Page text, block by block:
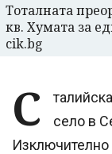
Тоталната
кв. Хумата за
cik.bg
С
село в
Изключително